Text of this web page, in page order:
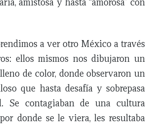
a ver otro México a través
ellos mismos nos dibujaron un
de color, donde observaron un
que hasta desafía y sobrepasa
Se contagiaban de una cultura
donde se le viera, les resultaba